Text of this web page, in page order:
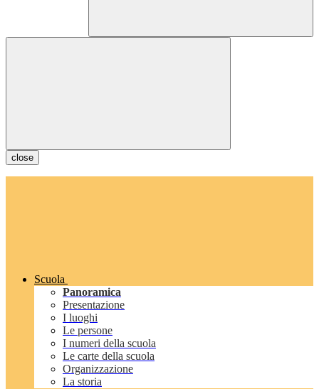
close
Scuola
Panoramica
Presentazione
I luoghi
Le persone
I numeri della scuola
Le carte della scuola
Organizzazione
La storia